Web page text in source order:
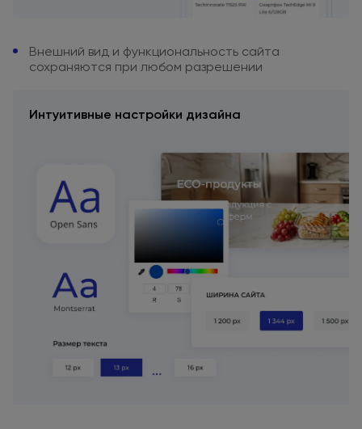
Внешний вид и функциональность сайта
сохраняются при любом разрешении
Интуитивные настройки дизайна